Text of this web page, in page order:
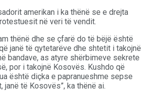
amerikan i ka thënë se e drejta
në veri të vendit.
thënë dhe se çfarë do të bëjë është
janë të qytetarëve dhe shtetit i takojnë
bandave, as atyre shërbimeve sekrete
por i takojnë Kosovës. Kushdo që
është diçka e papranueshme sepse
të Kosovës”, ka thënë ai.